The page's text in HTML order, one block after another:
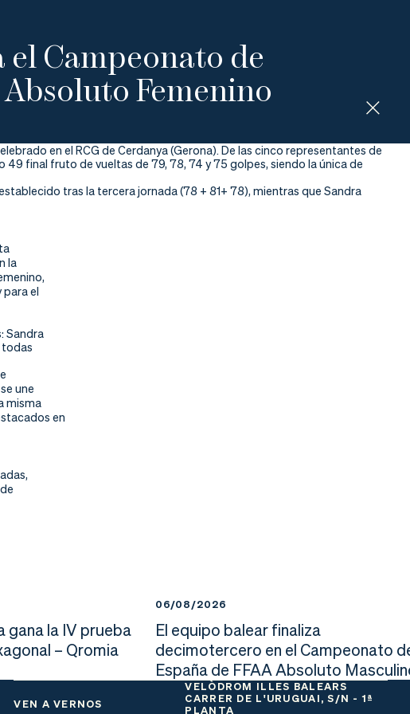
el Campeonato de
Femenino
en el RCG de Cerdanya (Gerona). De las cinco representantes de
final fruto de vueltas de 79, 78, 74 y 75 golpes, siendo la única de
tras la tercera jornada (78 + 81+ 78), mientras que Sandra
la
para el
Sandra
todas
une
misma
en
gana la IV prueba
– Qromia
06/08/2026
El equipo balear finaliza
decimotercero en el Campeonato
España de FFAA Absoluto
VEN A VERNOS
VELÒDROM ILLES BALEARS
CARRER DE L'URUGUAI, S/N - 1ª
PLANTA